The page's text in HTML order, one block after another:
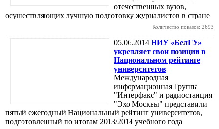
отечественных вузов,
осуществляющих лучшую подготовку журналистов в стране
Количество показов: 2693
05.06.2014 НИУ «БелГУ»
укрепляет свои позиции в
Национальном рейтинге
университетов
Международная
информационная Группа
"Интерфакс" и радиостанция
"Эхо Москвы" представили
пятый ежегодный Национальный рейтинг университетов,
подготовленный по итогам 2013/2014 учебного года